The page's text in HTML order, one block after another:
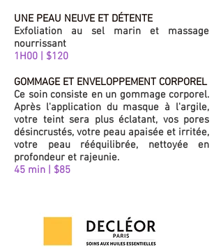
UNE PEAU NEUVE ET DÉTENTE
Exfoliation au sel marin et massage
nourrissant
1H00 | $120
GOMMAGE ET ENVELOPPEMENT CORPOREL
Ce soin consiste en un gommage corporel.
Après l'application du masque à l'argile,
votre teint sera plus éclatant, vos pores
désincrustés, votre peau apaisée et irritée,
votre peau rééquilibrée, nettoyée en
profondeur et rajeunie.
45 min | $85